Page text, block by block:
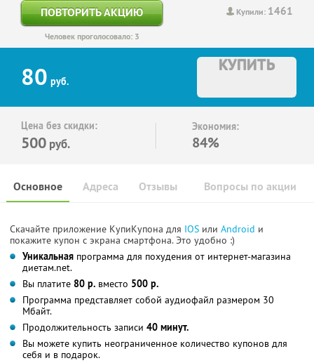
Купили: 1461
ПОВТОРИТЬ АКЦИЮ
Человек проголосовало: 3
80 руб.
КУПИТЬ
Цена без скидки:
500 руб.
Экономия:
84%
Основное Отзывы Вопросы по акции
Адреса
Скачайте приложение КупиКупона для IOS или Android и
покажите купон с экрана смартфона. Это удобно :)
Уникальная программа для похудения от интернет-магазина
диетам.net.
Вы платите 80 р. вместо 500 р.
Программа представляет собой аудиофайл размером 30
Мбайт.
Продолжительность записи 40 минут.
Вы можете купить неограниченное количество купонов для
себя и в подарок.